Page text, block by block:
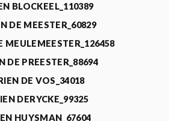
BLOCKEEL_110389
DE MEESTER_60829
MEULEMEESTER_126458
DE PREESTER_88694
DE VOS_34018
DERYCKE_99325
HUYSMAN_67604